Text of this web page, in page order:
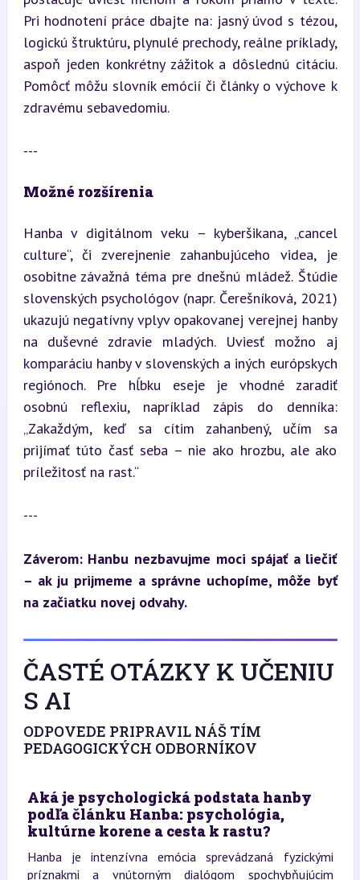
Pri hodnotení práce dbajte na: jasný úvod s tézou,
logickú štruktúru, plynulé prechody, reálne príklady,
aspoň jeden konkrétny zážitok a dôslednú citáciu.
Pomôcť môžu slovník emócií či články o výchove k
zdravému sebavedomiu.
---
Možné rozšírenia
Hanba v digitálnom veku – kyberšikana, „cancel
culture“, či zverejnenie zahanbujúceho videa, je
osobitne závažná téma pre dnešnú mládež. Štúdie
slovenských psychológov (napr. Čerešníková, 2021)
ukazujú negatívny vplyv opakovanej verejnej hanby
na duševné zdravie mladých. Uviesť možno aj
komparáciu hanby v slovenských a iných európskych
regiónoch. Pre hĺbku eseje je vhodné zaradiť
osobnú reflexiu, napríklad zápis do denníka:
„Zakaždým, keď sa cítim zahanbený, učím sa
prijímať túto časť seba – nie ako hrozbu, ale ako
príležitosť na rast.“
---
Záverom: Hanbu nezbavujme moci spájať a liečiť
– ak ju prijmeme a správne uchopíme, môže byť
na začiatku novej odvahy.
ČASTÉ OTÁZKY K UČENIU
S AI
ODPOVEDE PRIPRAVIL NÁŠ TÍM
PEDAGOGICKÝCH ODBORNÍKOV
Aká je psychologická podstata hanby
podľa článku Hanba: psychológia,
kultúrne korene a cesta k rastu?
Hanba je intenzívna emócia sprevádzaná fyzickými
príznakmi a vnútorným dialógom spochybňujúcim